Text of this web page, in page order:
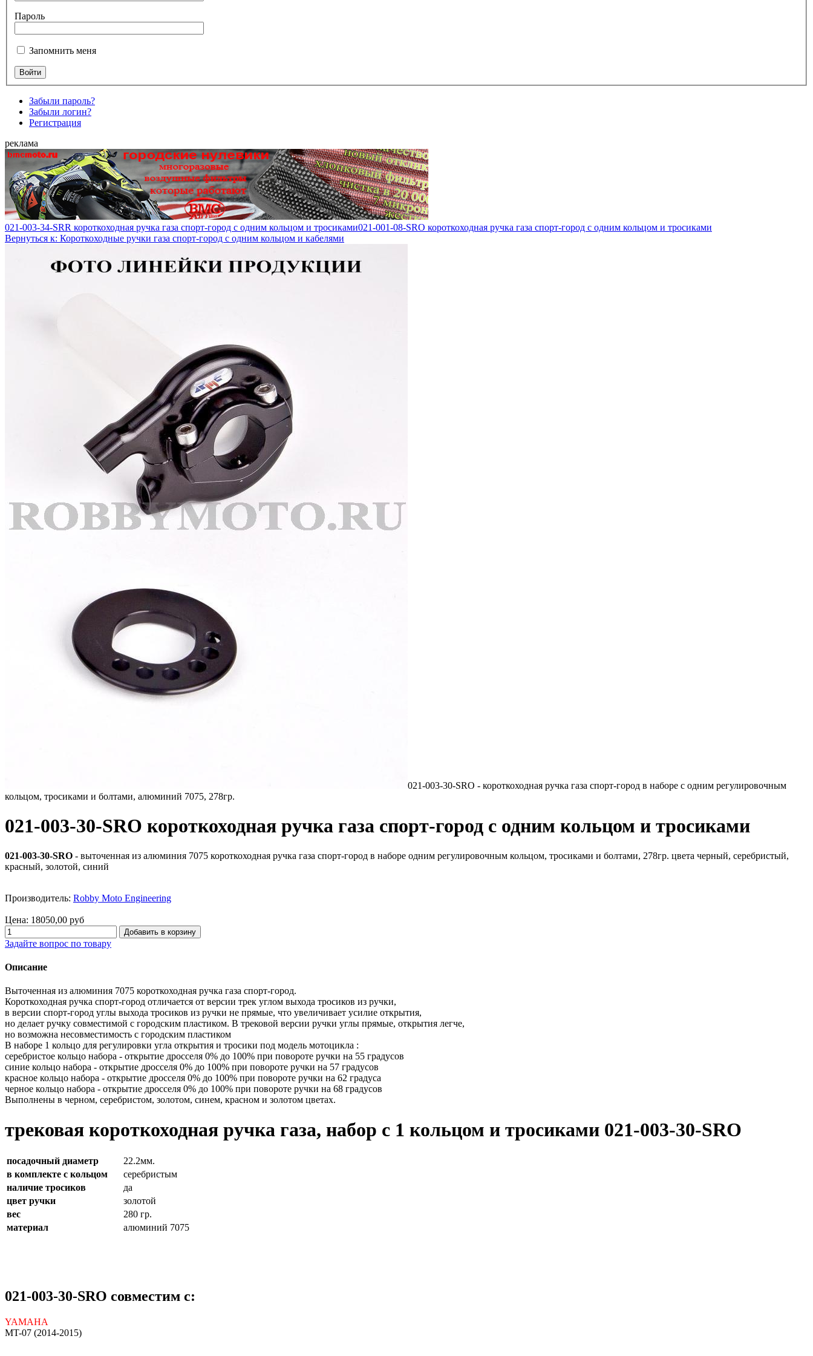
Пароль
Запомнить меня
Забыли пароль?
Забыли логин?
Регистрация
реклама
021-003-34-SRR короткоходная ручка газа спорт-город с одним кольцом и тросиками021-001-08-SRO короткоходная ручка газа спорт-город с одним кольцом и тросиками
Вернуться к: Короткоходные ручки газа спорт-город с одним кольцом и кабелями
021-003-30-SRO - короткоходная ручка газа спорт-город в наборе с одним регулировочным
кольцом, тросиками и болтами, алюминий 7075, 278гр.
021-003-30-SRO короткоходная ручка газа спорт-город с одним кольцом и тросиками
021-003-30-SRO - выточенная из алюминия 7075 короткоходная ручка газа спорт-город в наборе одним регулировочным кольцом, тросиками и болтами, 278гр. цвета черный, серебристый,
красный, золотой, синий
Производитель: Robby Moto Engineering
Цена: 18050,00 руб
Задайте вопрос по товару
Описание
Выточенная из алюминия 7075 короткоходная ручка газа спорт-город.
Короткоходная ручка спорт-город отличается от версии трек углом выхода тросиков из ручки,
в версии спорт-город углы выхода тросиков из ручки не прямые, что увеличивает усилие открытия,
но делает ручку совместимой с городским пластиком. В трековой версии ручки углы прямые, открытия легче,
но возможна несовместимость с городским пластиком
В наборе 1 кольцо для регулировки угла открытия и тросики под модель мотоцикла :
серебристое кольцо набора - открытие дросселя 0% до 100% при повороте ручки на 55 градусов
синие кольцо набора - открытие дросселя 0% до 100% при повороте ручки на 57 градусов
красное кольцо набора - открытие дросселя 0% до 100% при повороте ручки на 62 градуса
черное кольцо набора - открытие дросселя 0% до 100% при повороте ручки на 68 градусов
Выполнены в черном, серебристом, золотом, синем, красном и золотом цветах.
трековая короткоходная ручка газа, набор с 1 кольцом и тросиками 021-003-30-SRO
посадочный диаметр
22.2мм.
в комплекте с кольцом
серебристым
наличие тросиков
да
цвет ручки
золотой
вес
280 гр.
материал
алюминий 7075
021-003-30-SRO совместим с:
YAMAHA
MT-07 (2014-2015)